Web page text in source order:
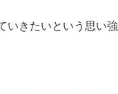
いきたいという思い強